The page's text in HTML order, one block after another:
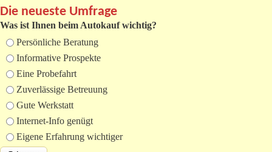
Die neueste Umfrage
Was ist Ihnen beim Autokauf wichtig?
Auswahlmöglichkeiten
Persönliche Beratung
Informative Prospekte
Eine Probefahrt
Zuverlässige Betreuung
Gute Werkstatt
Internet-Info genügt
Eigene Erfahrung wichtiger